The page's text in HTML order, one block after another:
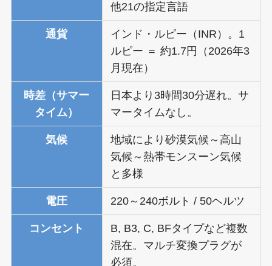
他21の指定言語
通貨
インド・ルピー（INR）。1
ルピー ＝ 約1.7円（2026年3
月現在）
時差（サマー
タイム）
日本より3時間30分遅れ。サ
マータイムなし。
気候
地域により砂漠気候～高山
気候～熱帯モンスーン気候
と多様
電圧 220～240ボルト / 50ヘルツ
コンセント
B, B3, C, BFタイプなど複数
混在。マルチ変換プラグが
必須。